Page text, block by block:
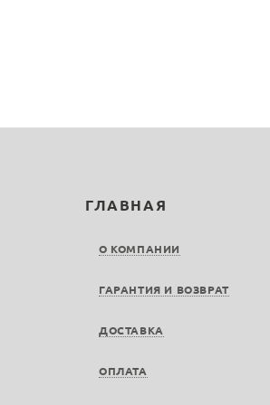
ГЛАВНАЯ
О КОМПАНИИ
ГАРАНТИЯ И ВОЗВРАТ
ДОСТАВКА
ОПЛАТА